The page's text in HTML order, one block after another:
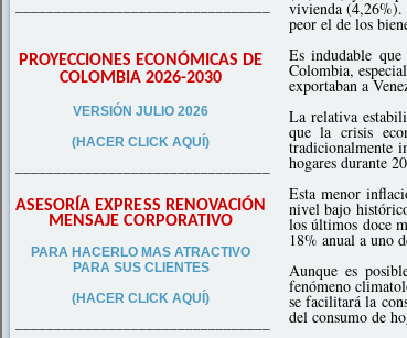
–––––––––––––––––––––––––––––––––
PROYECCIONES ECONÓMICAS DE
COLOMBIA 2026-2030
VERSIÓN JULIO 2026
(HACER CLICK AQUÍ)
–––––––––––––––––––––––––––––––––
ASESORÍA EXPRESS RENOVACIÓN
MENSAJE CORPORATIVO
PARA HACERLO MAS ATRACTIVO
PARA SUS CLIENTES
(HACER CLICK AQUÍ)
–––––––––––––––––––––––––––––––––
vivienda (4,26%).
peor el de los
Es indudable
Colombia,
exportaban a
La relativa
que la crisis
tradicionalmente
hogares durante
Esta menor
nivel bajo
los últimos doce
18% anual a uno
Aunque es
fenómeno
se facilitará la
del consumo de